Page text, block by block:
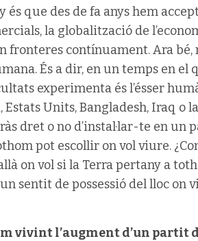
és que des de fa anys hem
la globalització de
fronteres contínuament. Ara bé,
És a dir, en un temps en
experimenta és l’ésser
Estats Units, Bangladesh, Iraq o
dret o no d’instal·lar-te en un
pot escollir on vol viure.
on vol si la Terra pertany a
sentit de possessió del lloc on
vivint l’augment d’un partit